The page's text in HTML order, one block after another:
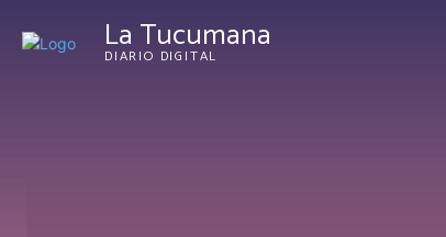
La Tucumana
DIARIO DIGITAL